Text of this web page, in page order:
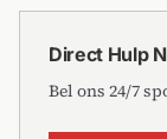
Direct Hulp
Bel ons 24/7